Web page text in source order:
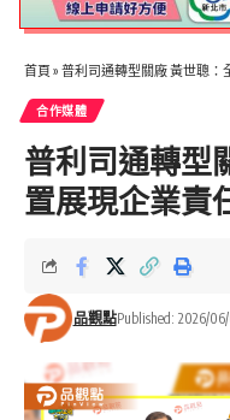
首頁 » 普利司通轉型關廠 黃世聰：
合作媒體
普利司通轉型
置展現企業責
品觀點Published: 2026/